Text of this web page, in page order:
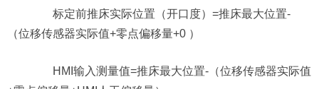
标定前推床实际位置（开口度）=推床最大位置-
（位移传感器实际值+零点偏移量+0 ）
HMI输入测量值=推床最大位置-（位移传感器实际值